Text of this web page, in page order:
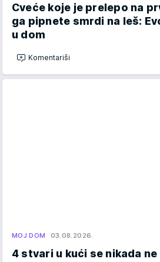
Cveće koje je prelepo na
ga pipnete smrdi na leš:
u dom
Komentariši
MOJ DOM 03.08.2026.
4 stvari u kući se nikada ne